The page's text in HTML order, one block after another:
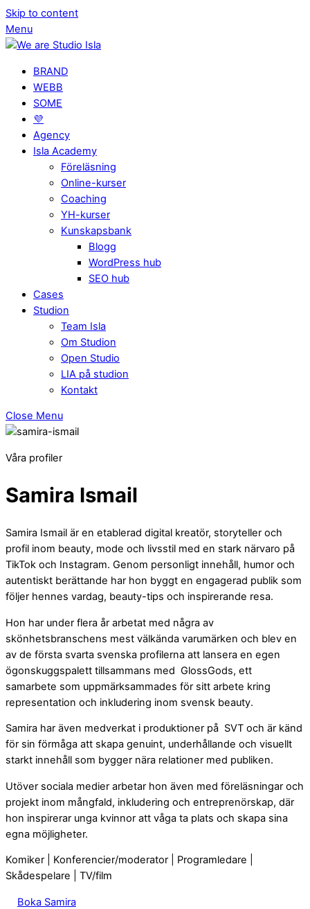
Skip to content
Menu
BRAND
WEBB
SOME
💜
Agency
Isla Academy
Föreläsning
Online-kurser
Coaching
YH-kurser
Kunskapsbank
Blogg
WordPress hub
SEO hub
Cases
Studion
Team Isla
Om Studion
Open Studio
LIA på studion
Kontakt
Close Menu
Våra profiler
Samira Ismail
Samira Ismail är en etablerad digital kreatör, storyteller och
profil inom beauty, mode och livsstil med en stark närvaro på
TikTok och Instagram. Genom personligt innehåll, humor och
autentiskt berättande har hon byggt en engagerad publik som
följer hennes vardag, beauty-tips och inspirerande resa.
Hon har under flera år arbetat med några av
skönhetsbranschens mest välkända varumärken och blev en
av de första svarta svenska profilerna att lansera en egen
ögonskuggspalett tillsammans med GlossGods, ett
samarbete som uppmärksammades för sitt arbete kring
representation och inkludering inom svensk beauty.
Samira har även medverkat i produktioner på SVT och är känd
för sin förmåga att skapa genuint, underhållande och visuellt
starkt innehåll som bygger nära relationer med publiken.
Utöver sociala medier arbetar hon även med föreläsningar och
projekt inom mångfald, inkludering och entreprenörskap, där
hon inspirerar unga kvinnor att våga ta plats och skapa sina
egna möjligheter.
Komiker | Konferencier/moderator | Programledare |
Skådespelare | TV/film
Boka Samira